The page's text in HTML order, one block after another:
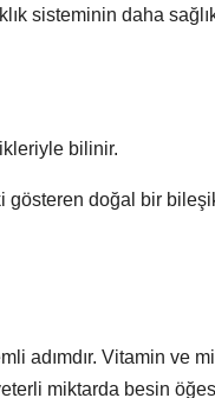
sisteminin daha
bilinir.
gösteren doğal bir
adımdır. Vitamin ve
miktarda besin